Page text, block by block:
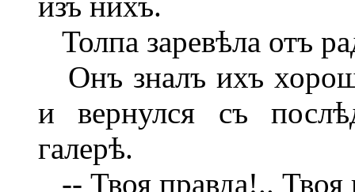
Толпа заревѣла отъ
Онъ зналъ ихъ
и вернулся съ
галерѣ.
-- Твоя правда!.. Твоя